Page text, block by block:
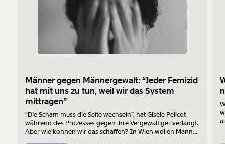
Männer gegen Männergewalt: “Jeder Femizid
hat mit uns zu tun, weil wir das System
mittragen”
“Die Scham muss die Seite wechseln”, hat Gisèle Pelicot
während des Prozesses gegen ihre Vergewaltiger verlangt.
Aber wie können wir das schaffen? In Wien wollen Männer